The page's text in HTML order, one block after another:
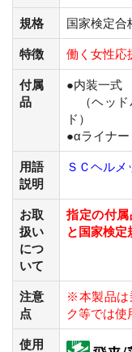
規格 国家検定合
特徴 働く女性
付属
品
●内装一式
（ヘッド
ド）
●αライナー
用語
説明
ＳＣヘル
お取
扱い
につ
いて
指定の付
と国家検定
注意
点
※本製品は
ク等では使
使用